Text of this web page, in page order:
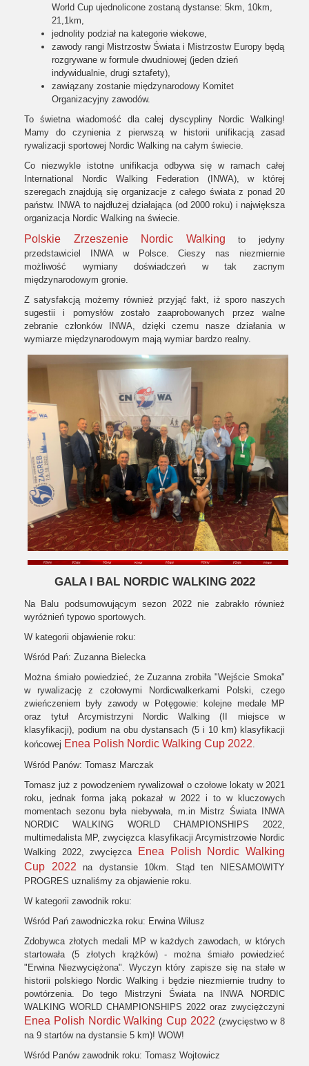
World Cup ujednolicone zostaną dystanse: 5km, 10km,
21,1km,
jednolity podział na kategorie wiekowe,
zawody rangi Mistrzostw Świata i Mistrzostw Europy będą
rozgrywane w formule dwudniowej (jeden dzień
indywidualnie, drugi sztafety),
zawiązany zostanie międzynarodowy Komitet
Organizacyjny zawodów.
To świetna wiadomość dla całej dyscypliny Nordic Walking!
Mamy do czynienia z pierwszą w historii unifikacją zasad
rywalizacji sportowej Nordic Walking na całym świecie.
Co niezwykle istotne unifikacja odbywa się w ramach całej
International Nordic Walking Federation (INWA), w której
szeregach znajdują się organizacje z całego świata z ponad 20
państw. INWA to najdłużej działająca (od 2000 roku) i największa
organizacja Nordic Walking na świecie.
Polskie Zrzeszenie Nordic Walking to jedyny
przedstawiciel INWA w Polsce. Cieszy nas niezmiernie
możliwość wymiany doświadczeń w tak zacnym
międzynarodowym gronie.
Z satysfakcją możemy również przyjąć fakt, iż sporo naszych
sugestii i pomysłów zostało zaaprobowanych przez walne
zebranie członków INWA, dzięki czemu nasze działania w
wymiarze międzynarodowym mają wymiar bardzo realny.
GALA I BAL NORDIC WALKING 2022
Na Balu podsumowującym sezon 2022 nie zabrakło również
wyróżnień typowo sportowych.
W kategorii objawienie roku:
Wśród Pań: Zuzanna Bielecka
Można śmiało powiedzieć, że Zuzanna zrobiła "Wejście Smoka"
w rywalizację z czołowymi Nordicwalkerkami Polski, czego
zwieńczeniem były zawody w Potęgowie: kolejne medale MP
oraz tytuł Arcymistrzyni Nordic Walking (II miejsce w
klasyfikacji), podium na obu dystansach (5 i 10 km) klasyfikacji
końcowej Enea Polish Nordic Walking Cup 2022.
Wśród Panów: Tomasz Marczak
Tomasz już z powodzeniem rywalizował o czołowe lokaty w 2021
roku, jednak forma jaką pokazał w 2022 i to w kluczowych
momentach sezonu była niebywała, m.in Mistrz Świata INWA
NORDIC WALKING WORLD CHAMPIONSHIPS 2022,
multimedalista MP, zwycięzca klasyfikacji Arcymistrzowie Nordic
Walking 2022, zwycięzca
Enea Polish Nordic Walking
Cup 2022 na dystansie 10km. Stąd ten NIESAMOWITY
PROGRES uznaliśmy za objawienie roku.
W kategorii zawodnik roku:
Wśród Pań zawodniczka roku: Erwina Wilusz
Zdobywca złotych medali MP w każdych zawodach, w których
startowała (5 złotych krążków) - można śmiało powiedzieć
"Erwina Niezwyciężona". Wyczyn który zapisze się na stałe w
historii polskiego Nordic Walking i będzie niezmiernie trudny to
powtórzenia. Do tego Mistrzyni Świata na INWA NORDIC
WALKING WORLD CHAMPIONSHIPS 2022 oraz zwyciężczyni
Enea Polish Nordic Walking Cup 2022 (zwycięstwo w 8
na 9 startów na dystansie 5 km)! WOW!
Wśród Panów zawodnik roku: Tomasz Wojtowicz